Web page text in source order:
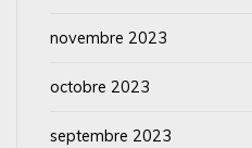
novembre 2023
octobre 2023
septembre 2023